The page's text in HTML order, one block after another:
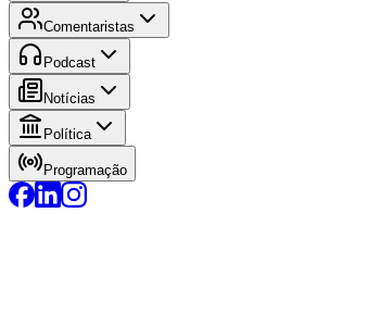
Comentaristas
Podcast
Notícias
Política
Programação